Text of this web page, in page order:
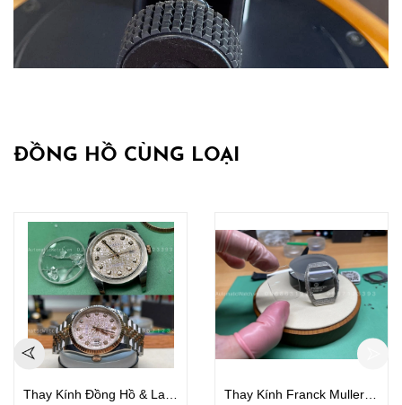
ĐỒNG HỒ CÙNG LOẠI